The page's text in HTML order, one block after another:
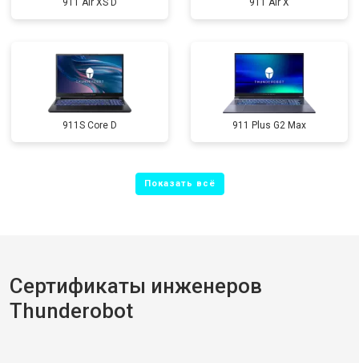
911 Air XS D 911 Air X
911S Core D 911 Plus G2 Max
Сертификаты инженеров
Thunderobot